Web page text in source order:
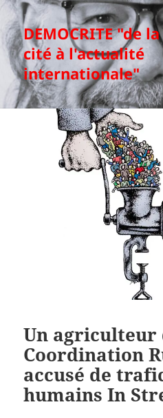
DEMOCRITE "de
cité à l'actualité
internationale"
Un agriculteur
Coordination
accusé de
humains In